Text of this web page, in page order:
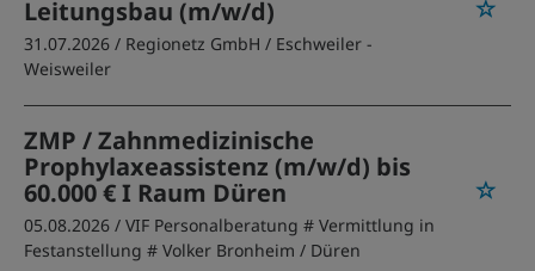
Leitungsbau (m/w/d)
31.07.2026 / Regionetz GmbH / Eschweiler -
Weisweiler
ZMP / Zahnmedizinische
Prophylaxeassistenz (m/w/d) bis
60.000 € I Raum Düren
05.08.2026 / VIF Personalberatung # Vermittlung in
Festanstellung # Volker Bronheim / Düren